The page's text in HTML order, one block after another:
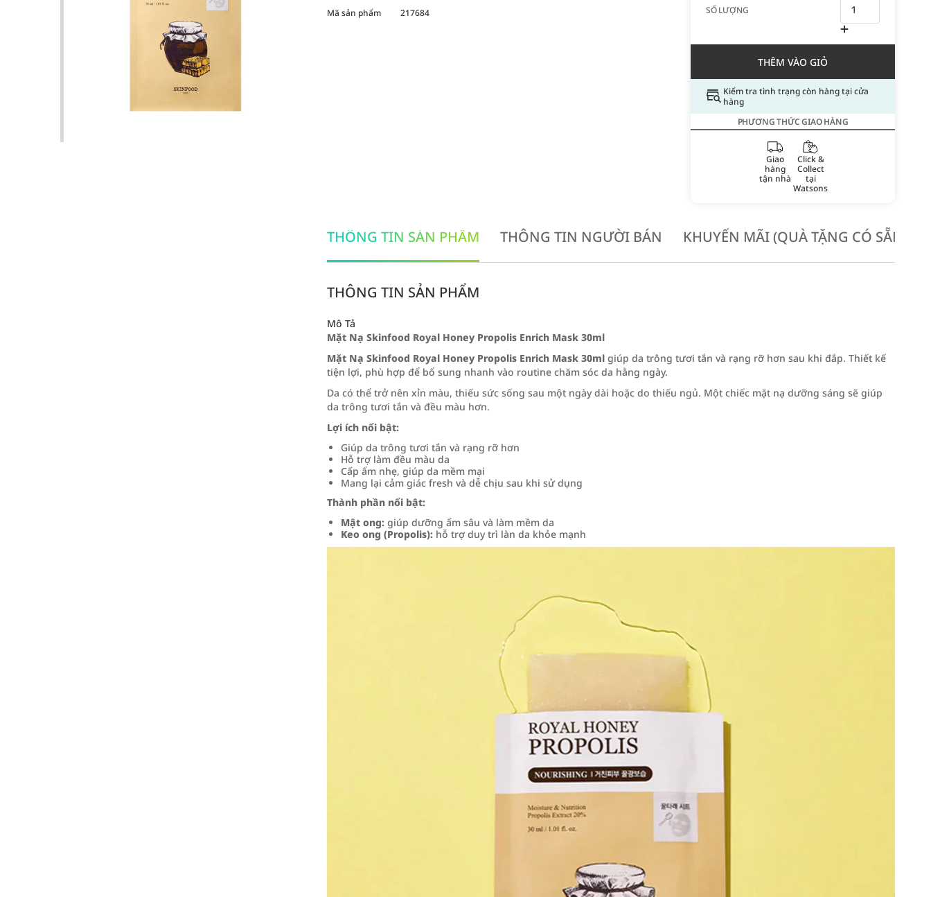
SỐ LƯỢNG
THÊM VÀO GIỎ
Kiểm tra tình trạng còn hàng tại cửa
hàng
PHƯƠNG THỨC GIAO HÀNG
Giao
hàng
tận nhà
Click &
Collect
tại
Watsons
Mã sản phẩm 217684
THÔNG TIN SẢN PHẨM THÔNG TIN NGƯỜI BÁN KHUYẾN MÃI (QUÀ TẶNG CÓ SẴN
THÔNG TIN SẢN PHẨM
Mô Tả
Mặt Nạ Skinfood Royal Honey Propolis Enrich Mask 30ml
Mặt Nạ Skinfood Royal Honey Propolis Enrich Mask 30ml giúp da trông tươi tắn và rạng rỡ hơn sau khi đắp. Thiết kế
tiện lợi, phù hợp để bổ sung nhanh vào routine chăm sóc da hằng ngày.
Da có thể trở nên xỉn màu, thiếu sức sống sau một ngày dài hoặc do thiếu ngủ. Một chiếc mặt nạ dưỡng sáng sẽ giúp
da trông tươi tắn và đều màu hơn.
Lợi ích nổi bật:
Giúp da trông tươi tắn và rạng rỡ hơn
Hỗ trợ làm đều màu da
Cấp ẩm nhẹ, giúp da mềm mại
Mang lại cảm giác fresh và dễ chịu sau khi sử dụng
Thành phần nổi bật:
Mật ong: giúp dưỡng ẩm sâu và làm mềm da
Keo ong (Propolis): hỗ trợ duy trì làn da khỏe mạnh